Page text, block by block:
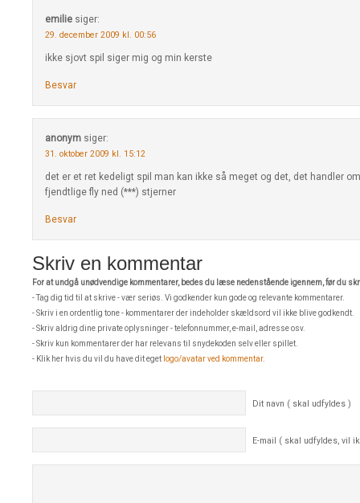
emilie siger:
29. december 2009 kl. 00:56
ikke sjovt spil siger mig og min kerste
Besvar
anonym siger:
31. oktober 2009 kl. 15:12
det er et ret kedeligt spil man kan ikke så meget og det, det handler
fjendtlige fly ned (***) stjerner
Besvar
Skriv en kommentar
For at undgå unødvendige kommentarer, bedes du læse nedenstående igennem, før du
- Tag dig tid til at skrive - vær seriøs. Vi godkender kun gode og relevante kommentarer.
- Skriv i en ordentlig tone - kommentarer der indeholder skældsord vil ikke blive godkendt.
- Skriv aldrig dine private oplysninger - telefonnummer, e-mail, adresse osv.
- Skriv kun kommentarer der har relevans til snydekoden selv eller spillet.
- Klik her hvis du vil du have dit eget logo/avatar ved kommentar.
Dit navn ( skal udfyldes )
E-mail ( skal udfyldes, vil